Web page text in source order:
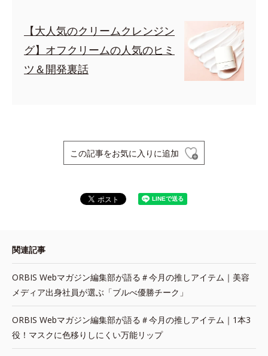
【大人気のクリームクレンジン
グ】オフクリームの人気のヒミ
ツ＆開発裏話
この記事をお気に入りに追加
関連記事
ORBIS Webマガジン編集部が語る＃今月の推しアイテム｜美容
メディア出身社員が選ぶ「ブルべ優勝チーク」
ORBIS Webマガジン編集部が語る＃今月の推しアイテム｜1本3
役！マスクに色移りしにくい万能リップ